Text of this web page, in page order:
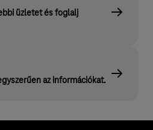
üzletet és foglalj
az információkat.